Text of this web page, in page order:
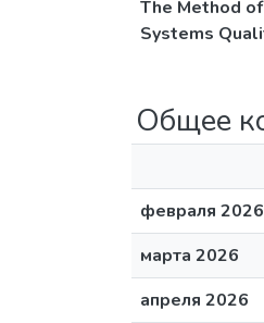
The Method
Systems
Общее
февраля 2026
марта 2026
апреля 2026